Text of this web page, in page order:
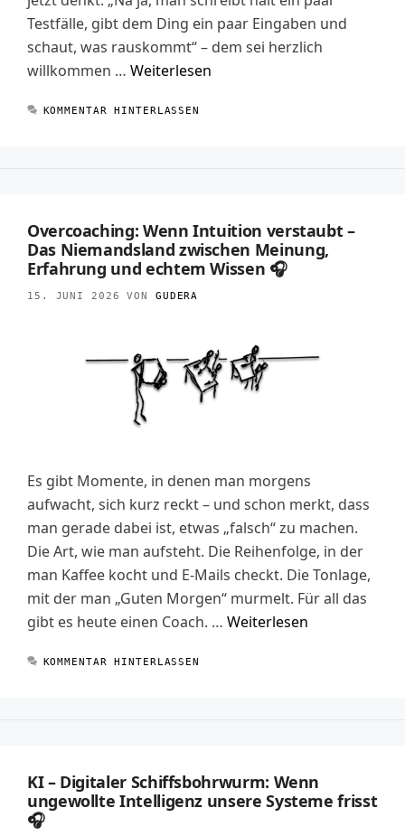
Testfälle, gibt dem Ding ein paar Eingaben und
schaut, was rauskommt“ – dem sei herzlich
willkommen … Weiterlesen
KOMMENTAR HINTERLASSEN
Overcoaching: Wenn Intuition verstaubt –
Das Niemandsland zwischen Meinung,
Erfahrung und echtem Wissen 🎧
15. JUNI 2026 VON GUDERA
Es gibt Momente, in denen man morgens
aufwacht, sich kurz reckt – und schon merkt, dass
man gerade dabei ist, etwas „falsch“ zu machen.
Die Art, wie man aufsteht. Die Reihenfolge, in der
man Kaffee kocht und E-Mails checkt. Die Tonlage,
mit der man „Guten Morgen“ murmelt. Für all das
gibt es heute einen Coach. … Weiterlesen
KOMMENTAR HINTERLASSEN
KI – Digitaler Schiffsbohrwurm: Wenn
ungewollte Intelligenz unsere Systeme frisst
🎧